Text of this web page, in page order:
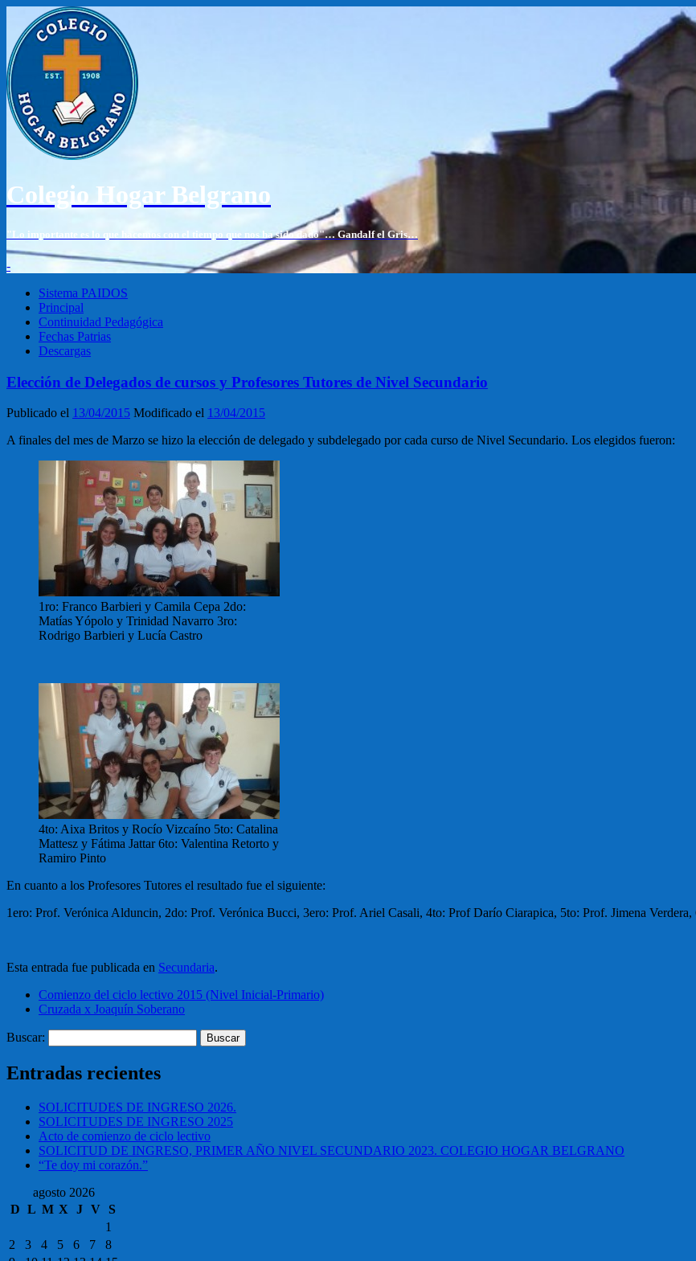
Colegio Hogar Belgrano
"Lo importante es lo que hacemos con el tiempo que nos ha sido dado"… Gandalf el Gris…
-
Sistema PAIDOS
Principal
Continuidad Pedagógica
Fechas Patrias
Descargas
Elección de Delegados de cursos y Profesores Tutores de Nivel Secundario
Publicado el 13/04/2015 Modificado el 13/04/2015
A finales del mes de Marzo se hizo la elección de delegado y subdelegado por cada curso de Nivel Secundario. Los elegidos fueron:
1ro: Franco Barbieri y Camila Cepa 2do:
Matías Yópolo y Trinidad Navarro 3ro:
Rodrigo Barbieri y Lucía Castro
4to: Aixa Britos y Rocío Vizcaíno 5to: Catalina
Mattesz y Fátima Jattar 6to: Valentina Retorto y
Ramiro Pinto
En cuanto a los Profesores Tutores el resultado fue el siguiente:
1ero: Prof. Verónica Alduncin, 2do: Prof. Verónica Bucci, 3ero: Prof. Ariel Casali, 4to: Prof Darío Ciarapica, 5to: Prof. Jimena Verdera,
Esta entrada fue publicada en Secundaria.
Comienzo del ciclo lectivo 2015 (Nivel Inicial-Primario)
Cruzada x Joaquín Soberano
Buscar:
Entradas recientes
SOLICITUDES DE INGRESO 2026.
SOLICITUDES DE INGRESO 2025
Acto de comienzo de ciclo lectivo
SOLICITUD DE INGRESO, PRIMER AÑO NIVEL SECUNDARIO 2023. COLEGIO HOGAR BELGRANO
“Te doy mi corazón.”
agosto 2026
D L M X J V S
1
2
3 4 5 6 7
8